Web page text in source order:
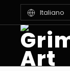
Italiano